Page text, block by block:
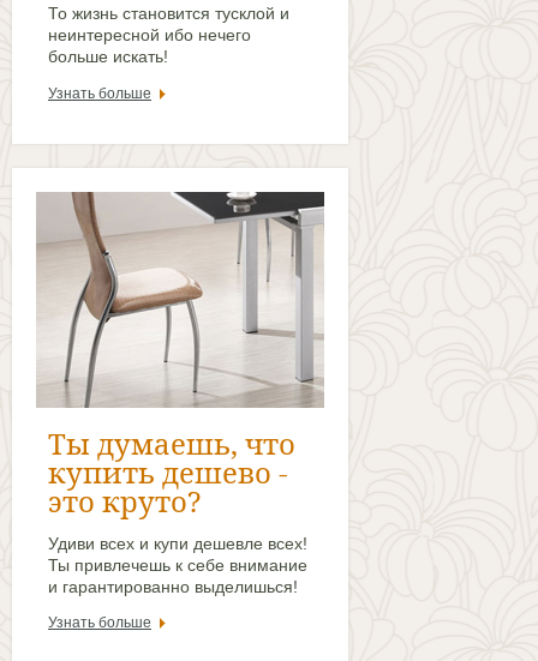
То жизнь становится тусклой и
неинтересной ибо нечего
больше искать!
Узнать больше
Ты думаешь, что
купить дешево -
это круто?
Удиви всех и купи дешевле всех!
Ты привлечешь к себе внимание
и гарантированно выделишься!
Узнать больше